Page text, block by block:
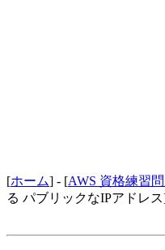
[ホーム] - [AWS 資格練習
る パブリックなIPアドレ